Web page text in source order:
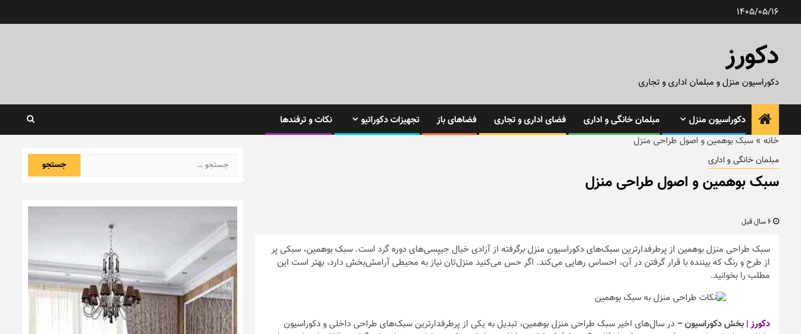
1405/05/16
دکورز
دکوراسیون منزل و مبلمان اداری و تجاری
دکوراسیون منزل مبلمان خانگی و اداری فضای اداری و تجاری فضاهای باز تجهیزات دکوراتیو
نکات و ترفندها
خانه » سبک بوهمین و اصول طراحی منزل
مبلمان خانگی و اداری
سبک بوهمین و اصول طراحی منزل
سبک طراحی منزل بوهمین از پرطرفدارترین سبک‌های دکوراسیون منزل برگرفته از آزادی خیال جیپسی‌های دوره گرد است. سبک بوهمین، سبکی پر
از طرح و رنگ که بیننده با قرار گرفتن در آن، احساس رهایی می‌کند. اگر حس می‌کنید منزل‌تان نیاز به محیطی آرامش‌بخش دارد، بهتر است این
مطلب را بخوانید.
دکورز | بخش دکوراسیون – در سال‌های اخیر سبک طراحی منزل بوهمین، تبدیل به یکی از پرطرفدارترین سبک‌های طراحی داخلی و دکوراسیون
جستجو
برای: